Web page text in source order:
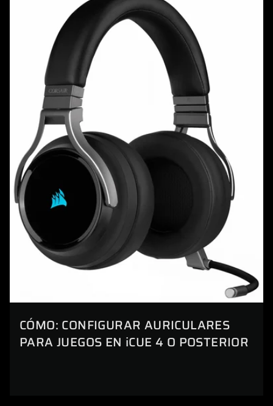
CÓMO: CONFIGURAR AURICULARES
PARA JUEGOS EN iCUE 4 O POSTERIOR